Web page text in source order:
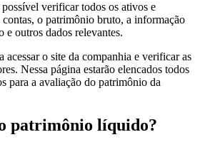
verificar todos os ativos e
contas, o patrimônio bruto, a informação
outros dados relevantes.
acessar o site da companhia e verificar as
Nessa página estarão elencados todos
para a avaliação do patrimônio da
patrimônio líquido?